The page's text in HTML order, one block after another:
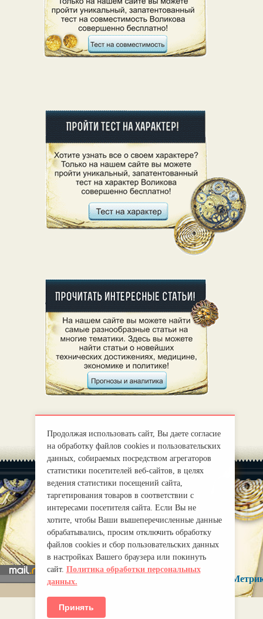
О нас |
Правила
mirprognoz@mail.ru
Продолжая использовать сайт, Вы даете согласие
на обработку файлов cookies и пользовательских
данных, собираемых посредством агрегаторов
статистики посетителей веб-сайтов, в целях
ведения статистики посещений сайта,
таргетирования товаров в соответствии с
интересами посетителя сайта. Если Вы не
хотите, чтобы Ваши вышеперечисленные данные
обрабатывались, просим отключить обработку
файлов cookies и сбор пользовательских данных
в настройках Вашего браузера или покинуть
сайт. Политика обработки персональных
данных.
Принять